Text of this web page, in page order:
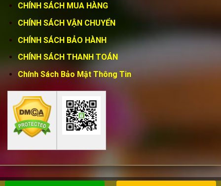
CHÍNH SÁCH MUA HÀNG
CHÍNH SÁCH VẬN CHUYỂN
CHÍNH SÁCH BẢO HÀNH
CHÍNH SÁCH THANH TOÁN
Chính Sách Bảo Mật Thông Tin